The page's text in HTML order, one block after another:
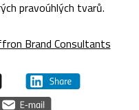
pravoúhlých tvarů.
Brand Consultants